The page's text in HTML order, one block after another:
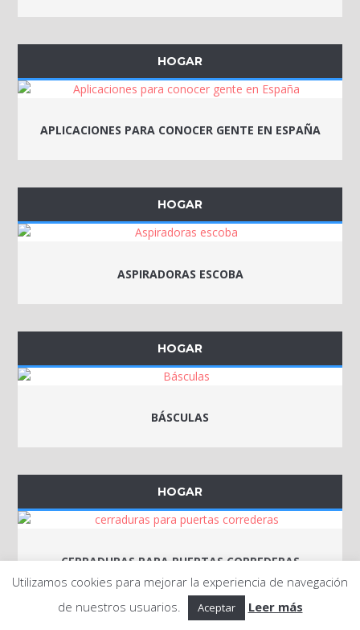
HOGAR
APLICACIONES PARA CONOCER GENTE EN ESPAÑA
HOGAR
ASPIRADORAS ESCOBA
HOGAR
BÁSCULAS
HOGAR
CERRADURAS PARA PUERTAS CORREDERAS
Utilizamos cookies para mejorar la experiencia de navegación
de nuestros usuarios.
Aceptar Leer más